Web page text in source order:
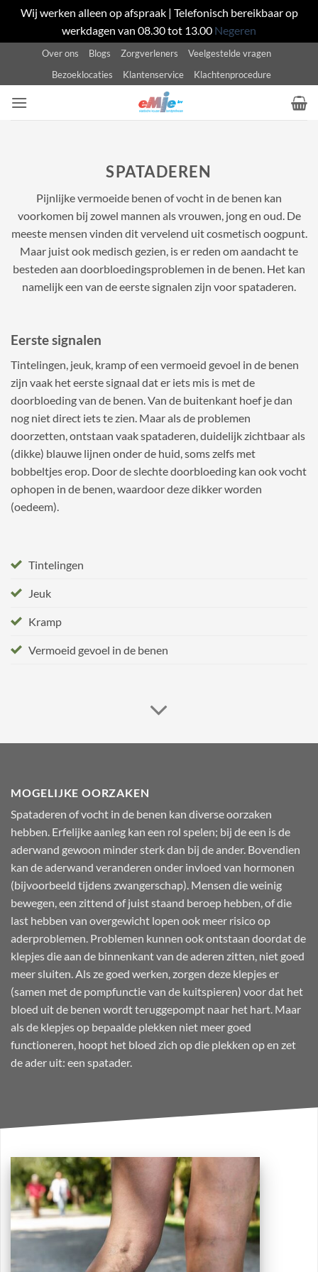
Wij werken alleen op afspraak | Telefonisch bereikbaar op
werkdagen van 08.30 tot 13.00 Negeren
inhoud
Over ons Blogs Zorgverleners
Veelgestelde vragen
Bezoeklocaties
Klantenservice Klachtenprocedure
SPATADEREN
Pijnlijke vermoeide benen of vocht in de benen kan
voorkomen bij zowel mannen als vrouwen, jong en oud. De
meeste mensen vinden dit vervelend uit cosmetisch oogpunt.
Maar juist ook medisch gezien, is er reden om aandacht te
besteden aan doorbloedingsproblemen in de benen. Het kan
namelijk een van de eerste signalen zijn voor spataderen.
Eerste signalen
Tintelingen, jeuk, kramp of een vermoeid gevoel in de benen
zijn vaak het eerste signaal dat er iets mis is met de
doorbloeding van de benen. Van de buitenkant hoef je dan
nog niet direct iets te zien. Maar als de problemen
doorzetten, ontstaan vaak spataderen, duidelijk zichtbaar als
(dikke) blauwe lijnen onder de huid, soms zelfs met
bobbeltjes erop. Door de slechte doorbloeding kan ook vocht
ophopen in de benen, waardoor deze dikker worden
(oedeem).
Tintelingen
Jeuk
Kramp
Vermoeid gevoel in de benen
MOGELIJKE OORZAKEN
Spataderen of vocht in de benen kan diverse oorzaken
hebben. Erfelijke aanleg kan een rol spelen; bij de een is de
aderwand gewoon minder sterk dan bij de ander. Bovendien
kan de aderwand veranderen onder invloed van hormonen
(bijvoorbeeld tijdens zwangerschap). Mensen die weinig
bewegen, een zittend of juist staand beroep hebben, of die
last hebben van overgewicht lopen ook meer risico op
aderproblemen. Problemen kunnen ook ontstaan doordat de
klepjes die aan de binnenkant van de aderen zitten, niet goed
meer sluiten. Als ze goed werken, zorgen deze klepjes er
(samen met de pompfunctie van de kuitspieren) voor dat het
bloed uit de benen wordt teruggepompt naar het hart. Maar
als de klepjes op bepaalde plekken niet meer goed
functioneren, hoopt het bloed zich op die plekken op en zet
de ader uit: een spatader.